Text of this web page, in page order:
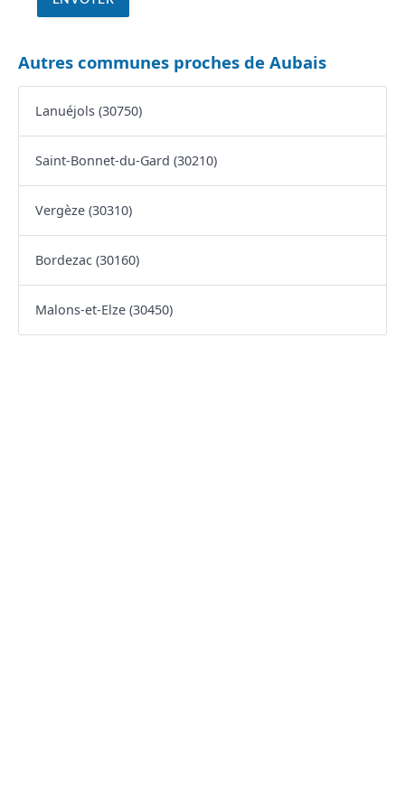
Autres communes proches de Aubais
Lanuéjols (30750)
Saint-Bonnet-du-Gard (30210)
Vergèze (30310)
Bordezac (30160)
Malons-et-Elze (30450)